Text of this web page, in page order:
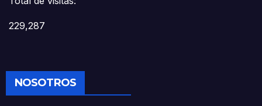
229,287
NOSOTROS